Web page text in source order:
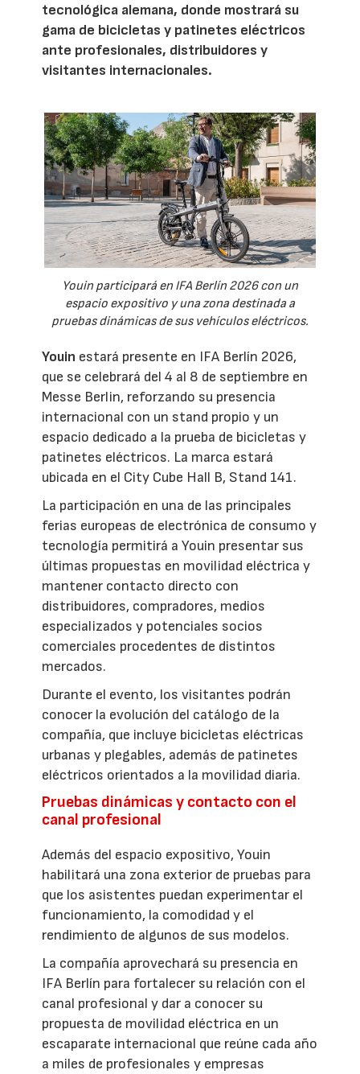
tecnológica alemana, donde mostrará su
gama de bicicletas y patinetes eléctricos
ante profesionales, distribuidores y
visitantes internacionales.
Youin participará en IFA Berlín 2026 con un
espacio expositivo y una zona destinada a
pruebas dinámicas de sus vehículos eléctricos.
Youin estará presente en IFA Berlín 2026,
que se celebrará del 4 al 8 de septiembre en
Messe Berlin, reforzando su presencia
internacional con un stand propio y un
espacio dedicado a la prueba de bicicletas y
patinetes eléctricos. La marca estará
ubicada en el City Cube Hall B, Stand 141.
La participación en una de las principales
ferias europeas de electrónica de consumo y
tecnología permitirá a Youin presentar sus
últimas propuestas en movilidad eléctrica y
mantener contacto directo con
distribuidores, compradores, medios
especializados y potenciales socios
comerciales procedentes de distintos
mercados.
Durante el evento, los visitantes podrán
conocer la evolución del catálogo de la
compañía, que incluye bicicletas eléctricas
urbanas y plegables, además de patinetes
eléctricos orientados a la movilidad diaria.
Pruebas dinámicas y contacto con el
canal profesional
Además del espacio expositivo, Youin
habilitará una zona exterior de pruebas para
que los asistentes puedan experimentar el
funcionamiento, la comodidad y el
rendimiento de algunos de sus modelos.
La compañía aprovechará su presencia en
IFA Berlín para fortalecer su relación con el
canal profesional y dar a conocer su
propuesta de movilidad eléctrica en un
escaparate internacional que reúne cada año
a miles de profesionales y empresas